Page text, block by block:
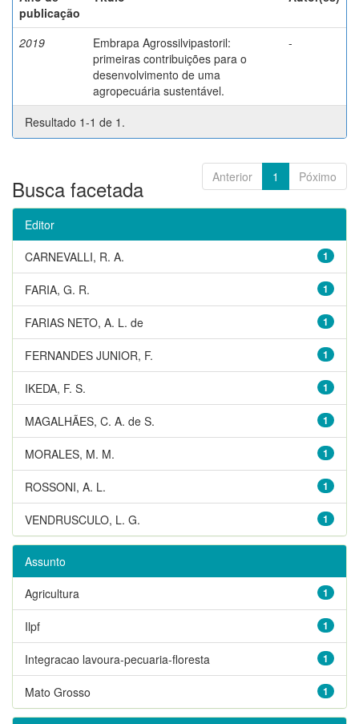
publicação
2019
Embrapa Agrossilvipastoril:
primeiras contribuições para o
desenvolvimento de uma
agropecuária sustentável.
-
Resultado 1-1 de 1.
Anterior 1 Póximo
Busca facetada
Editor
1
CARNEVALLI, R. A.
1
FARIA, G. R.
1
FARIAS NETO, A. L. de
1
FERNANDES JUNIOR, F.
1
IKEDA, F. S.
1
MAGALHÃES, C. A. de S.
1
MORALES, M. M.
1
ROSSONI, A. L.
1
VENDRUSCULO, L. G.
Assunto
1
Agricultura
1
Ilpf
1
Integracao lavoura-pecuaria-floresta
1
Mato Grosso